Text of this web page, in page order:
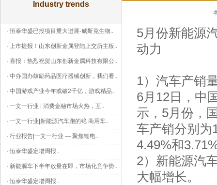
Industry trends
·恒泰华盛已投项目重大进展-威斯克生物..
· 上市捷报！山东创新金属登陆上交所主板..
· 喜报：热烈祝贺山东创新金属科技有限公..
· 中办国办鼓励药品医疗器械创新，我们看..
· 中国游戏产业今年或破2千亿，游戏精品..
· 一文一行业 | 消费金融市场火热，互..
· 一文一行业|新能源汽车跑的稳 商用车..
· 行业报告|一文一行业 — 聚焦锂电..
·恒泰华盛定增周报..
· 新能源车下半年放量在即，市场化竞争势..
·恒泰华盛定增周报..
5月份新能源
动力
1）汽车产销
6月12日，中
示，5月份，
车产销分别为
4.49%和
2）新能源汽
大幅增长。